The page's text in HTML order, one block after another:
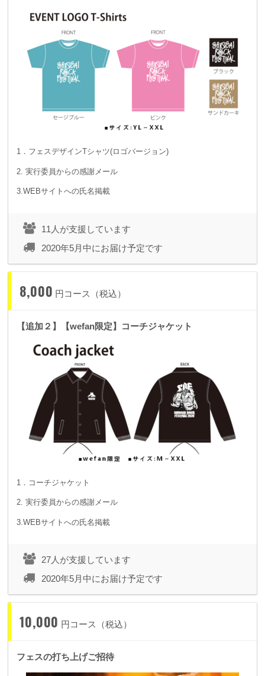
1．フェスデザインTシャツ(ロゴバージョン)
2. 実行委員からの感謝メール
3.WEBサイトへの氏名掲載
11人が支援しています
2020年5月中にお届け予定です
8,000 円コース（税込）
【追加２】【wefan限定】コーチジャケット
1．コーチジャケット
2. 実行委員からの感謝メール
3.WEBサイトへの氏名掲載
27人が支援しています
2020年5月中にお届け予定です
10,000 円コース（税込）
フェスの打ち上げご招待